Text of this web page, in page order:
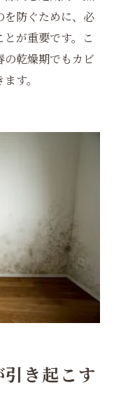
を防ぐために、必
が重要です。こ
乾燥期でもカビ
す。
き起こす